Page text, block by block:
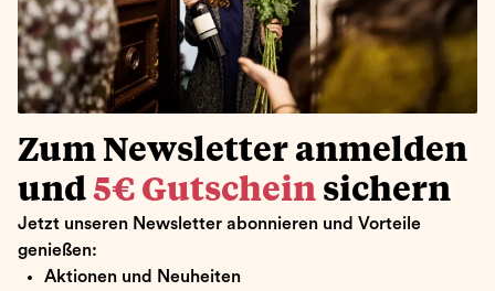
Zum Newsletter anmelden
und 5€ Gutschein sichern
Jetzt unseren Newsletter abonnieren und Vorteile
genießen:
Aktionen und Neuheiten